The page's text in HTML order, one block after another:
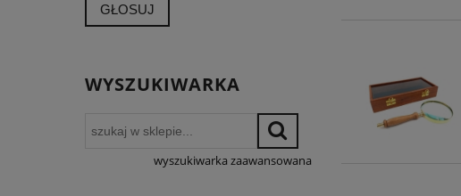
GŁOSUJ
WYSZUKIWARKA
wyszukiwarka zaawansowana